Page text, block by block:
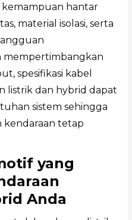
hantar
material isolasi, serta
mempertimbangkan
spesifikasi kabel
listrik dan hybrid dapat
sistem sehingga
kendaraan tetap
yang
Anda